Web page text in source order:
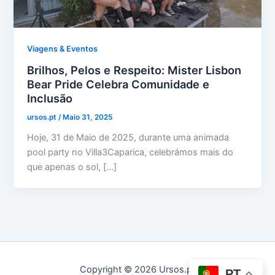
Viagens & Eventos
Brilhos, Pelos e Respeito: Mister Lisbon
Bear Pride Celebra Comunidade e
Inclusão
ursos.pt/Maio 31, 2025
Hoje, 31 de Maio de 2025, durante uma animada
pool party no Villa3Caparica, celebrámos mais do
que apenas o sol, […]
Copyright © 2026 Ursos.pt